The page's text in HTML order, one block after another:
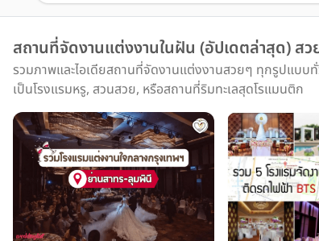
สถานที่จัดงานแต่งงานในฝัน (อัปเดตล่าสุด) ส
รวมภาพและไอเดียสถานที่จัดงานแต่งงานสวยๆ ทุกรูปแบบ
เป็นโรงแรมหรู, สวนสวย, หรือสถานที่ริมทะเลสุดโรแมนติก